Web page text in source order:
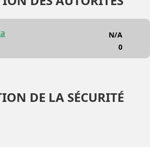
N/A
0
DE LA SÉCURITÉ